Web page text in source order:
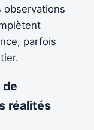
observations
parfois
réalités